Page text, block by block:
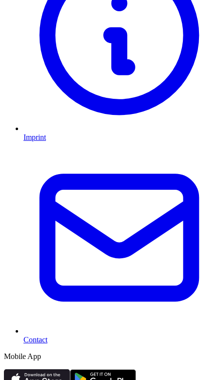
Imprint
Contact
Mobile App